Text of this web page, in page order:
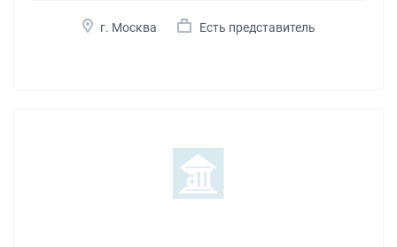
г. Москва Есть представитель